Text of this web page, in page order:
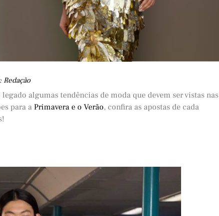
Redação
algumas tendências de moda que devem ser vistas nas
para a Primavera e o Verão, confira as apostas de cada